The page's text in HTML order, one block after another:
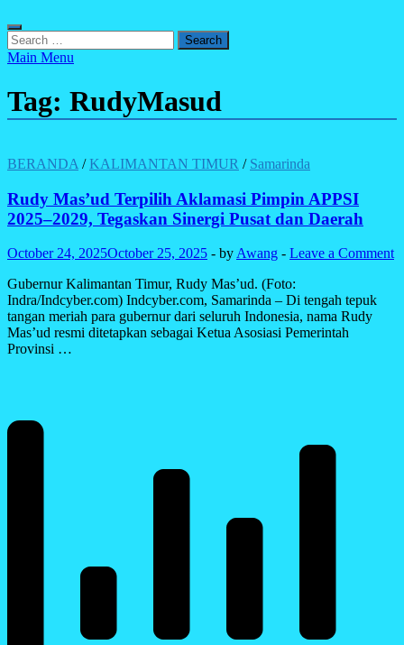
Search
for:
Main Menu
Tag: RudyMasud
BERANDA /KALIMANTAN TIMUR / Samarinda
Rudy Mas’ud Terpilih Aklamasi Pimpin APPSI
2025–2029, Tegaskan Sinergi Pusat dan Daerah
October 24, 2025October 25, 2025 - by Awang - Leave a Comment
Gubernur Kalimantan Timur, Rudy Mas’ud. (Foto:
Indra/Indcyber.com) Indcyber.com, Samarinda – Di tengah tepuk
tangan meriah para gubernur dari seluruh Indonesia, nama Rudy
Mas’ud resmi ditetapkan sebagai Ketua Asosiasi Pemerintah
Provinsi …